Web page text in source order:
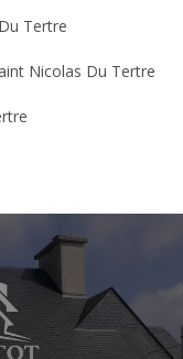
Tertre
Nicolas Du Tertre